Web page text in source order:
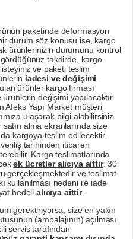
paketinde deformasyon
durum söz konusu ise, kargo
ürünlerinizin durumunu kontrol
takdirde, kargo
ve paketi teslim
iadesi ve değişimi
ürünler kargo firması
değişimi yapılacaktır.
Afeks Yapı Market müşteri
ulaşarak bilgi alabilirsiniz.
alma ekranlarında size
kargoya teslim edilecektir.
tarihinden itibaren
Kargo teslimatlarında
ek ücretler alıcıya aittir. 30
gerçekleşmektedir ve teslimat
kullanılması nedeni ile iade
bedeli alıcıya aittir.
gerektiriyorsa, size en yakın
(ambalajının) açılması
servis tarafından